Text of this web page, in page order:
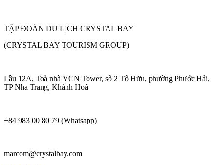
TẬP ĐOÀN DU LỊCH CRYSTAL BAY
(CRYSTAL BAY TOURISM GROUP)
Lầu 12A, Toà nhà VCN Tower, số 2 Tố Hữu, phường Phước Hải,
TP Nha Trang, Khánh Hoà
+84 983 00 80 79 (Whatsapp)
marcom@crystalbay.com